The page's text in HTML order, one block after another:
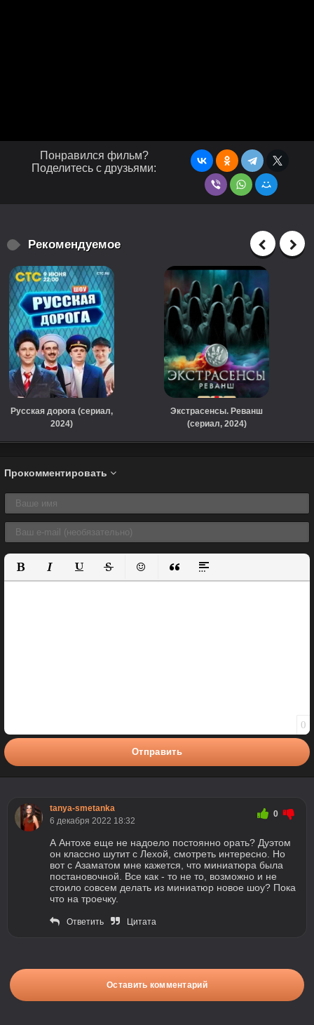
Понравился фильм?
Поделитесь с друзьями:
Рекомендуемое
Русская дорога (сериал,
2024)
Экстрасенсы. Реванш
(сериал, 2024)
Прокомментировать
Полужирный
КурсивПодчеркнутый
ЗачеркнутыйВставить смайлик
Вставка цитаты
Вставка спойлера
0
Отправить
tanya-smetanka
6 декабря 2022 18:32
0
А Антохе еще не надоело постоянно орать? Дуэтом
он классно шутит с Лехой, смотреть интересно. Но
вот с Азаматом мне кажется, что миниатюра была
постановочной. Все как - то не то, возможно и не
стоило совсем делать из миниатюр новое шоу? Пока
что на троечку.
Ответить Цитата
Оставить комментарий